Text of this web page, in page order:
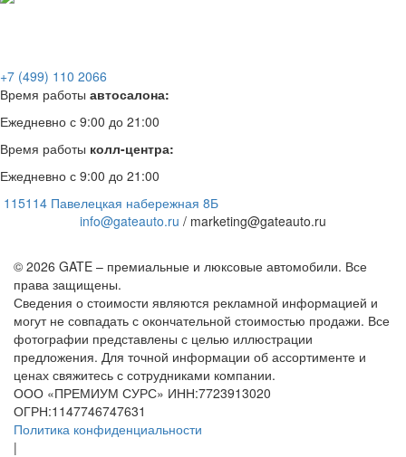
+7 (499) 110 2066
Время работы автосалона:
Ежедневно с 9:00 до 21:00
Время работы колл-центра:
Ежедневно с 9:00 до 21:00
115114 Павелецкая набережная 8Б
info@gateauto.ru / marketing@gateauto.ru
© 2026 GATE – премиальные и люксовые автомобили. Все
права защищены.
Сведения о стоимости являются рекламной информацией и
могут не совпадать с окончательной стоимостью продажи. Все
фотографии представлены с целью иллюстрации
предложения. Для точной информации об ассортименте и
ценах свяжитесь с сотрудниками компании.
ООО «ПРЕМИУМ СУРС» ИНН:7723913020
ОГРН:1147746747631
Политика конфиденциальности
|